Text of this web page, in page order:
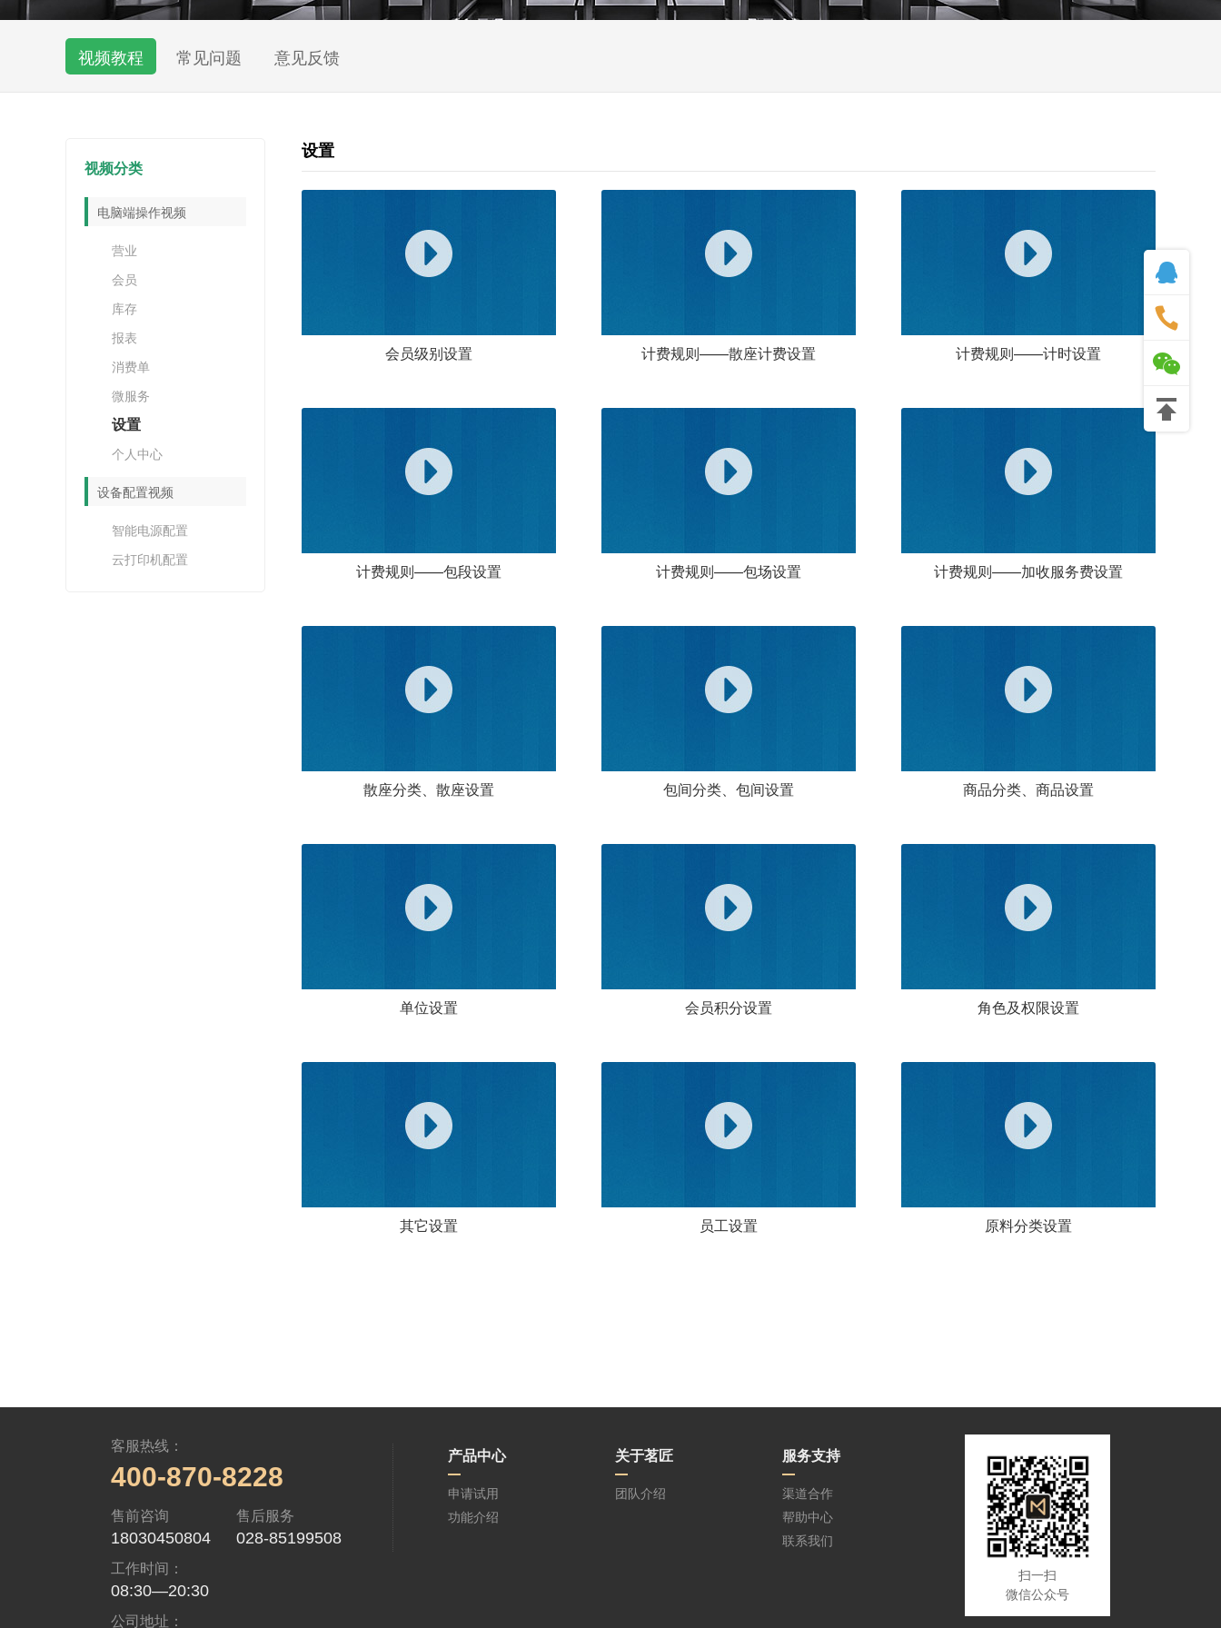
视频教程 常见问题 意见反馈
视频分类
电脑端操作视频
营业
会员
库存
报表
消费单
微服务
设置
个人中心
设备配置视频
智能电源配置
云打印机配置
设置
会员级别设置 计费规则——散座计费设置 计费规则——计时设置
计费规则——包段设置 计费规则——包场设置 计费规则——加收服务费设置
散座分类、散座设置 包间分类、包间设置 商品分类、商品设置
单位设置 会员积分设置 角色及权限设置
其它设置 员工设置 原料分类设置
客服热线：
400-870-8228
售前咨询
18030450804
售后服务
028-85199508
工作时间：
08:30—20:30
公司地址：
产品中心
申请试用
功能介绍
关于茗匠
团队介绍
服务支持
渠道合作
帮助中心
联系我们
扫一扫
微信公众号